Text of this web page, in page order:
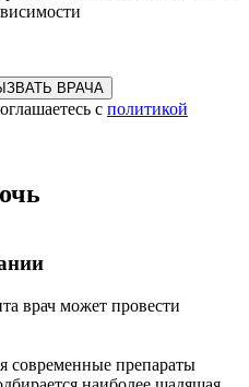
ВРАЧА
с политикой
врач может провести
современные препараты